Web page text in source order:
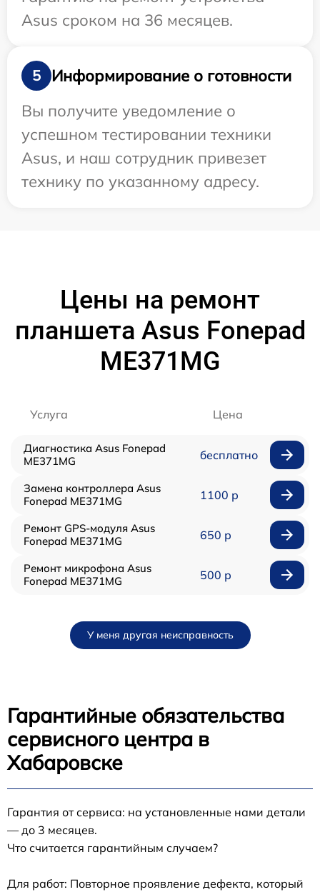
Asus сроком на 36 месяцев.
5
Информирование о готовности
Вы получите уведомление о
успешном тестировании техники
Asus, и наш сотрудник привезет
технику по указанному адресу.
Цены на ремонт
планшета Asus Fonepad
ME371MG
Услуга Цена
Диагностика Asus Fonepad
ME371MG
бесплатно
Замена контроллера Asus
Fonepad ME371MG
1100 р
Ремонт GPS-модуля Asus
Fonepad ME371MG
650 р
Ремонт микрофона Asus
Fonepad ME371MG
500 р
У меня другая неисправность
Гарантийные обязательства
сервисного центра в
Хабаровске
Гарантия от сервиса: на установленные нами детали
— до 3 месяцев.
Что считается гарантийным случаем?
Для работ: Повторное проявление дефекта, который